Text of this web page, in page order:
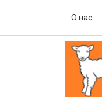
О нас